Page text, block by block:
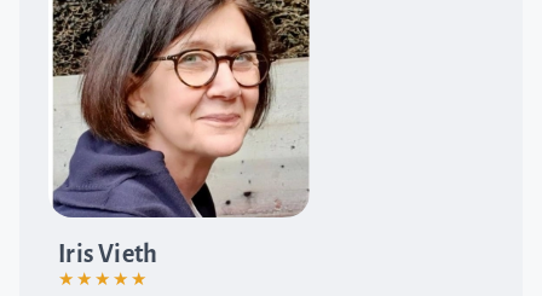
Iris Vieth
★★★★★